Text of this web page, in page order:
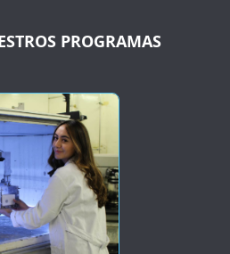
PROGRAMAS